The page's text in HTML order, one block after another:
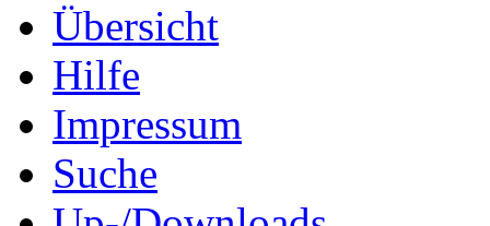
Übersicht
Hilfe
Impressum
Suche